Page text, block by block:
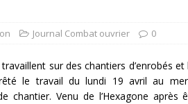
Journal Combat ouvrier 0
travaillent sur des chantiers d’enrobés
le travail du lundi 19 avril au
chantier. Venu de l’Hexagone